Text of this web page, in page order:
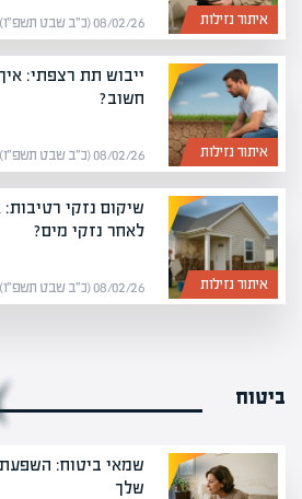
איתור נזילות 08/02/26 (כ״ב שבט תשפ״ו) | מערכת אפיק
איתור נזילות
ייבוש תת רצפתי:
חשוב?
08/02/26 (כ״ב שבט תשפ״ו) | מערכת אפיק
איתור נזילות
שיקום נזקי
לאחר נזקי מים?
08/02/26 (כ״ב שבט תשפ״ו) | מערכת אפיק
ביטוח
שמאי ביטוח:
שלך